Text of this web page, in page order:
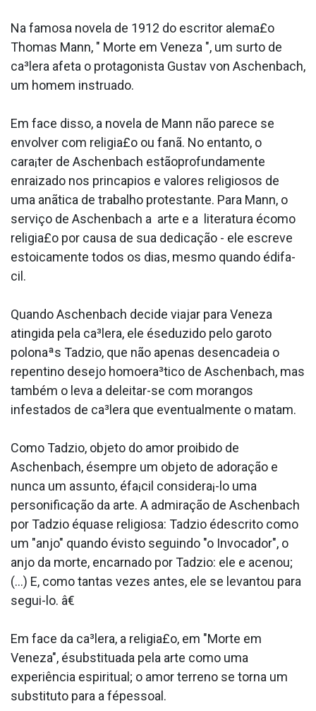
Na famosa novela de 1912 do escritor alema£o
Thomas Mann, " Morte em Veneza ", um surto de
ca³lera afeta o protagonista Gustav von Aschenbach,
um homem instrua­do.
Em face disso, a novela de Mann não parece se
envolver com religia£o ou fanã. No entanto, o
cara¡ter de Aschenbach estãoprofundamente
enraizado nos princa­pios e valores religiosos de
uma anãtica de trabalho protestante. Para Mann, o
serviço de Aschenbach a arte e a literatura écomo
religia£o por causa de sua dedicação - ele escreve
estoicamente todos os dias, mesmo quando édifa­
cil.
Quando Aschenbach decide viajar para Veneza
atingida pela ca³lera, ele éseduzido pelo garoto
polonaªs Tadzio, que não apenas desencadeia o
repentino desejo homoera³tico de Aschenbach, mas
também o leva a deleitar-se com morangos
infestados de ca³lera que eventualmente o matam.
Como Tadzio, objeto do amor proibido de
Aschenbach, ésempre um objeto de adoração e
nunca um assunto, éfa¡cil considera¡-lo uma
personificação da arte. A admiração de Aschenbach
por Tadzio équase religiosa: Tadzio édescrito como
um "anjo" quando évisto seguindo "o Invocador", o
anjo da morte, encarnado por Tadzio: ele e acenou;
(...) E, como tantas vezes antes, ele se levantou para
segui-lo. â€
Em face da ca³lera, a religia£o, em "Morte em
Veneza", ésubstitua­da pela arte como uma
experiência espiritual; o amor terreno se torna um
substituto para a fépessoal.